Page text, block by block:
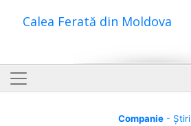
Calea Ferată din Moldova
Companie- Știri